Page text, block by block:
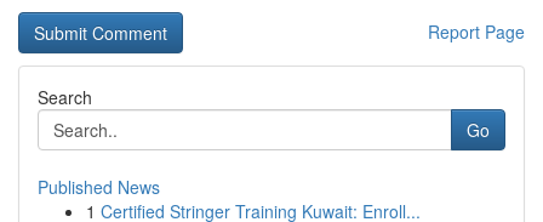
Report Page
Search
Go
Published News
1 Certified Stringer Training Kuwait: Enroll...